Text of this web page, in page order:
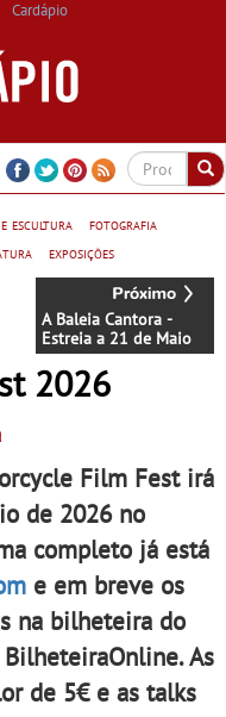
Cardápio
escultura
fotografia
exposições
A Baleia Cantora -
Estreia a 21 de Maio
2026
Film Fest irá
de 2026 no
completo já está
e em breve os
na bilheteira do
As
de 5€ e as talks